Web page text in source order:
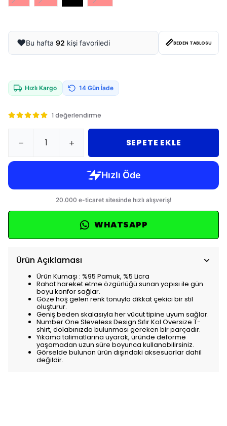
❤️Bu hafta 92 kişi favoriledi 📏BEDEN TABLOSU
Hızlı Kargo 14 Gün İade
1 değerlendirme
SEPETE EKLE
WHATSAPP
Ürün Açıklaması
Ürün Kumaşı : %95 Pamuk, %5 Licra
Rahat hareket etme özgürlüğü sunan yapısı ile gün
boyu konfor sağlar.
Göze hoş gelen renk tonuyla dikkat çekici bir stil
oluşturur.
Geniş beden skalasıyla her vücut tipine uyum sağlar.
Number One Sleveless Design Sıfır Kol Oversize T-
shirt, dolabınızda bulunması gereken bir parçadır.
Yıkama talimatlarına uyarak, üründe deforme
yaşamadan uzun süre boyunca kullanabilirsiniz.
Görselde bulunan ürün dışındaki aksesuarlar dahil
değildir.